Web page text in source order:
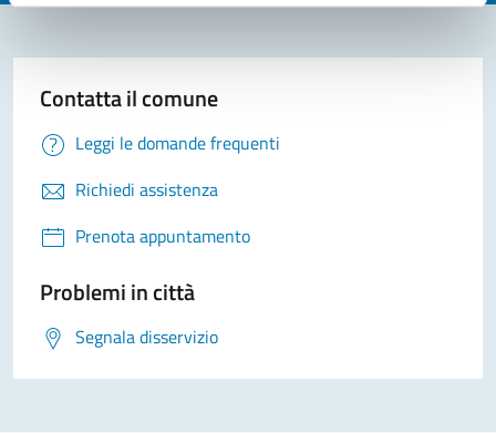
Contatta il comune
Leggi le domande frequenti
Richiedi assistenza
Prenota appuntamento
Problemi in città
Segnala disservizio